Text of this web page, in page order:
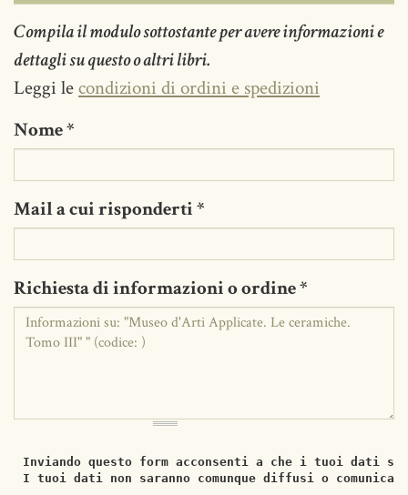
Compila il modulo sottostante per avere informazioni e
dettagli su questo o altri libri.
Leggi lecondizioni di ordini e spedizioni
Nome*
Mail a cui risponderti*
Richiesta di informazioni o ordine*
Inviando questo form acconsenti a che i tuoi dati
I tuoi dati non saranno comunque diffusi o